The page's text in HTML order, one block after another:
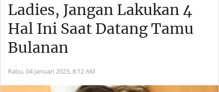
Ladies, Jangan Lakukan 4
Hal Ini Saat Datang Tamu
Bulanan
Rabu, 04 Januari 2023, 8:12 AM